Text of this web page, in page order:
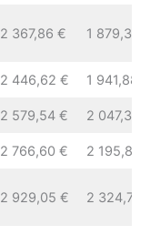
2 367,86 € 1 879,36
2 446,62 € 1 941,88
2 579,54 € 2 047,37
2 766,60 € 2 195,85
2 929,05 € 2 324,78